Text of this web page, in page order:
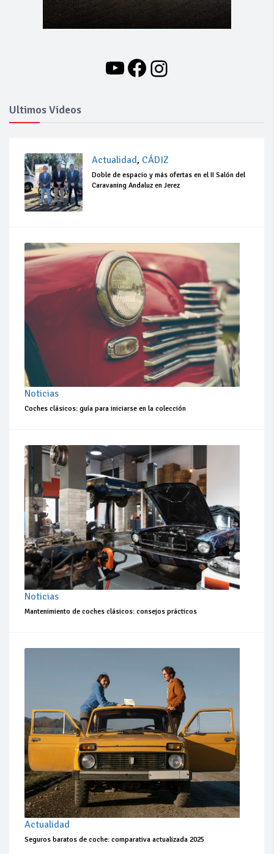
YouTube
Facebook
Instagram
Ultimos Videos
Actualidad, CÁDIZ
Doble de espacio y más ofertas en el II Salón del
Caravaning Andaluz en Jerez
Noticias
Coches clásicos: guía para iniciarse en la colección
Noticias
Mantenimiento de coches clásicos: consejos prácticos
Actualidad
Seguros baratos de coche: comparativa actualizada 2025